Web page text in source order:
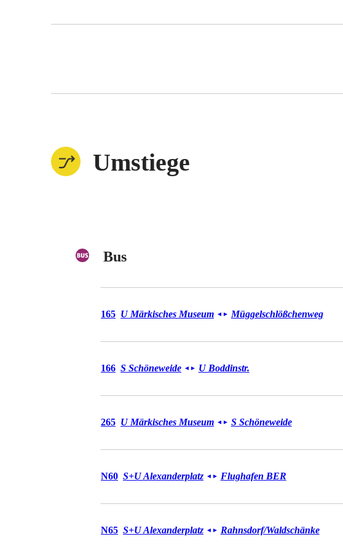
Umstiege
Bus
Bus 165
165 U Märkisches Museum ◄ ► Müggelschlößchenweg
Bus 166
166 S Schöneweide ◄ ► U Boddinstr.
Bus 265
265 U Märkisches Museum ◄ ► S Schöneweide
Bus N60
N60 S+U Alexanderplatz ◄ ► Flughafen BER
Bus N65
N65 S+U Alexanderplatz ◄ ► Rahnsdorf/​Waldschänke